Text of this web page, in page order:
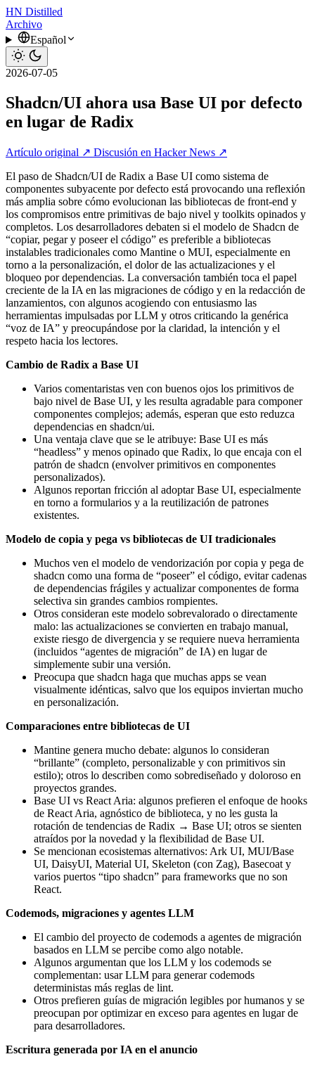
HN Distilled
Archivo
Español
2026-07-05
Shadcn/UI ahora usa Base UI por defecto
en lugar de Radix
Artículo original ↗ Discusión en Hacker News ↗
El paso de Shadcn/UI de Radix a Base UI como sistema de
componentes subyacente por defecto está provocando una reflexión
más amplia sobre cómo evolucionan las bibliotecas de front-end y
los compromisos entre primitivas de bajo nivel y toolkits opinados y
completos. Los desarrolladores debaten si el modelo de Shadcn de
“copiar, pegar y poseer el código” es preferible a bibliotecas
instalables tradicionales como Mantine o MUI, especialmente en
torno a la personalización, el dolor de las actualizaciones y el
bloqueo por dependencias. La conversación también toca el papel
creciente de la IA en las migraciones de código y en la redacción de
lanzamientos, con algunos acogiendo con entusiasmo las
herramientas impulsadas por LLM y otros criticando la genérica
“voz de IA” y preocupándose por la claridad, la intención y el
respeto hacia los lectores.
Cambio de Radix a Base UI
Varios comentaristas ven con buenos ojos los primitivos de
bajo nivel de Base UI, y les resulta agradable para componer
componentes complejos; además, esperan que esto reduzca
dependencias en shadcn/ui.
Una ventaja clave que se le atribuye: Base UI es más
“headless” y menos opinado que Radix, lo que encaja con el
patrón de shadcn (envolver primitivos en componentes
personalizados).
Algunos reportan fricción al adoptar Base UI, especialmente
en torno a formularios y a la reutilización de patrones
existentes.
Modelo de copia y pega vs bibliotecas de UI tradicionales
Muchos ven el modelo de vendorización por copia y pega de
shadcn como una forma de “poseer” el código, evitar cadenas
de dependencias frágiles y actualizar componentes de forma
selectiva sin grandes cambios rompientes.
Otros consideran este modelo sobrevalorado o directamente
malo: las actualizaciones se convierten en trabajo manual,
existe riesgo de divergencia y se requiere nueva herramienta
(incluidos “agentes de migración” de IA) en lugar de
simplemente subir una versión.
Preocupa que shadcn haga que muchas apps se vean
visualmente idénticas, salvo que los equipos inviertan mucho
en personalización.
Comparaciones entre bibliotecas de UI
Mantine genera mucho debate: algunos lo consideran
“brillante” (completo, personalizable y con primitivos sin
estilo); otros lo describen como sobrediseñado y doloroso en
proyectos grandes.
Base UI vs React Aria: algunos prefieren el enfoque de hooks
de React Aria, agnóstico de biblioteca, y no les gusta la
rotación de tendencias de Radix → Base UI; otros se sienten
atraídos por la novedad y la flexibilidad de Base UI.
Se mencionan ecosistemas alternativos: Ark UI, MUI/Base
UI, DaisyUI, Material UI, Skeleton (con Zag), Basecoat y
varios puertos “tipo shadcn” para frameworks que no son
React.
Codemods, migraciones y agentes LLM
El cambio del proyecto de codemods a agentes de migración
basados en LLM se percibe como algo notable.
Algunos argumentan que los LLM y los codemods se
complementan: usar LLM para generar codemods
deterministas más reglas de lint.
Otros prefieren guías de migración legibles por humanos y se
preocupan por optimizar en exceso para agentes en lugar de
para desarrolladores.
Escritura generada por IA en el anuncio